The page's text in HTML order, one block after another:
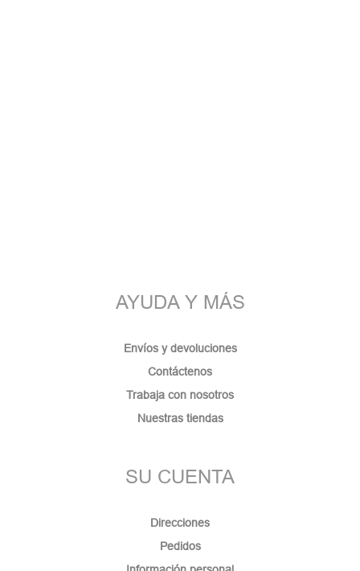
AYUDA Y MÁS
Envíos y devoluciones
Contáctenos
Trabaja con nosotros
Nuestras tiendas
SU CUENTA
Direcciones
Pedidos